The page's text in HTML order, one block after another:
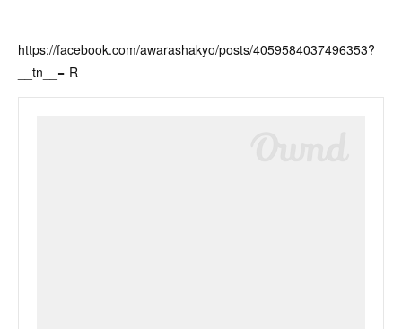
https://facebook.com/awarashakyo/posts/4059584037496353?
__tn__=-R